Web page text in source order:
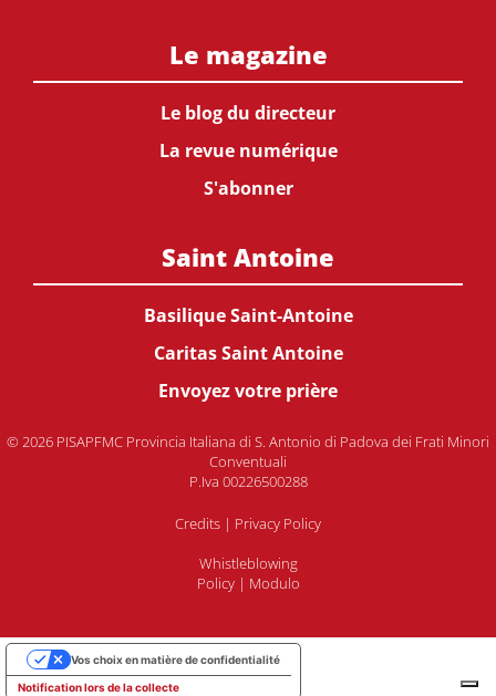
Le magazine
Le blog du directeur
La revue numérique
S'abonner
Saint Antoine
Basilique Saint-Antoine
Caritas Saint Antoine
Envoyez votre prière
© 2026 PISAPFMC Provincia Italiana di S. Antonio di Padova dei Frati Minori
Conventuali
P.Iva 00226500288
Credits | Privacy Policy
Whistleblowing
Policy| Modulo
Notification lors de la collecte
Vos choix en matière de confidentialité